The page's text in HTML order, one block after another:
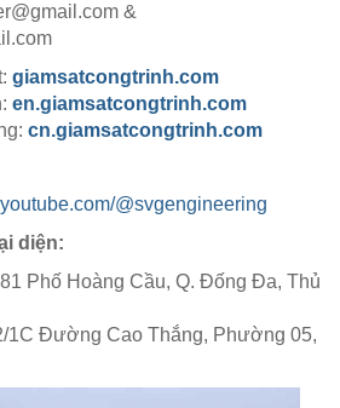
&
giamsatcongtrinh.com
en.giamsatcongtrinh.com
cn.giamsatcongtrinh.com
@svgengineering
diện:
Phố Hoàng Cầu, Q. Đống Đa, Thủ
1C Đường Cao Thắng, Phường 05,